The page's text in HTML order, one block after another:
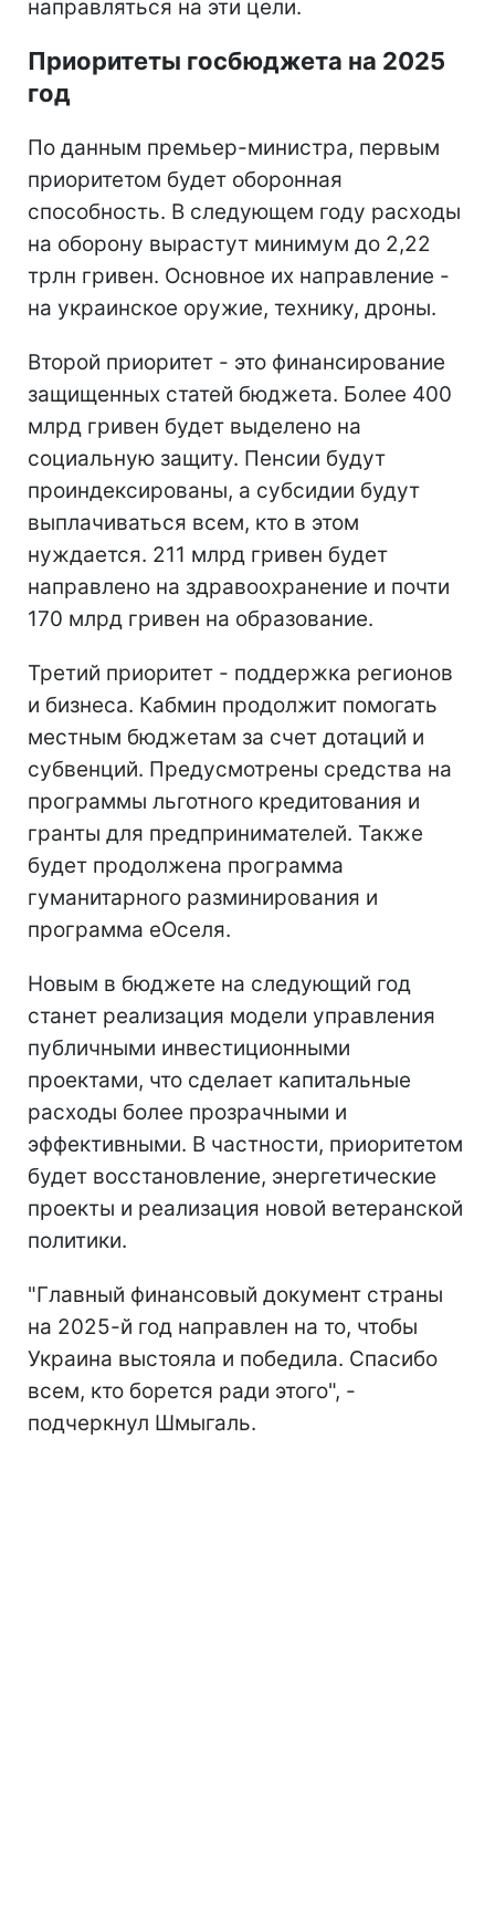
направляться на эти цели.
Приоритеты госбюджета на 2025
год
По данным премьер-министра, первым
приоритетом будет оборонная
способность. В следующем году расходы
на оборону вырастут минимум до 2,22
трлн гривен. Основное их направление -
на украинское оружие, технику, дроны.
Второй приоритет - это финансирование
защищенных статей бюджета. Более 400
млрд гривен будет выделено на
социальную защиту. Пенсии будут
проиндексированы, а субсидии будут
выплачиваться всем, кто в этом
нуждается. 211 млрд гривен будет
направлено на здравоохранение и почти
170 млрд гривен на образование.
Третий приоритет - поддержка регионов
и бизнеса. Кабмин продолжит помогать
местным бюджетам за счет дотаций и
субвенций. Предусмотрены средства на
программы льготного кредитования и
гранты для предпринимателей. Также
будет продолжена программа
гуманитарного разминирования и
программа еОселя.
Новым в бюджете на следующий год
станет реализация модели управления
публичными инвестиционными
проектами, что сделает капитальные
расходы более прозрачными и
эффективными. В частности, приоритетом
будет восстановление, энергетические
проекты и реализация новой ветеранской
политики.
"Главный финансовый документ страны
на 2025-й год направлен на то, чтобы
Украина выстояла и победила. Спасибо
всем, кто борется ради этого", -
подчеркнул Шмыгаль.